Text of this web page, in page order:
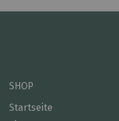
SHOP
Startseite